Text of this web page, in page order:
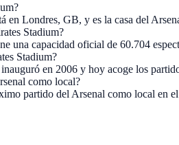
en Londres, GB, y es la casa del
Stadium?
una capacidad oficial de 60.704
Stadium?
en 2006 y hoy acoge los
como local?
partido del Arsenal como local en